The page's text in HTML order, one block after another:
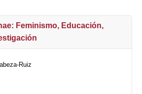
Feminismo, Educación,
Ruiz